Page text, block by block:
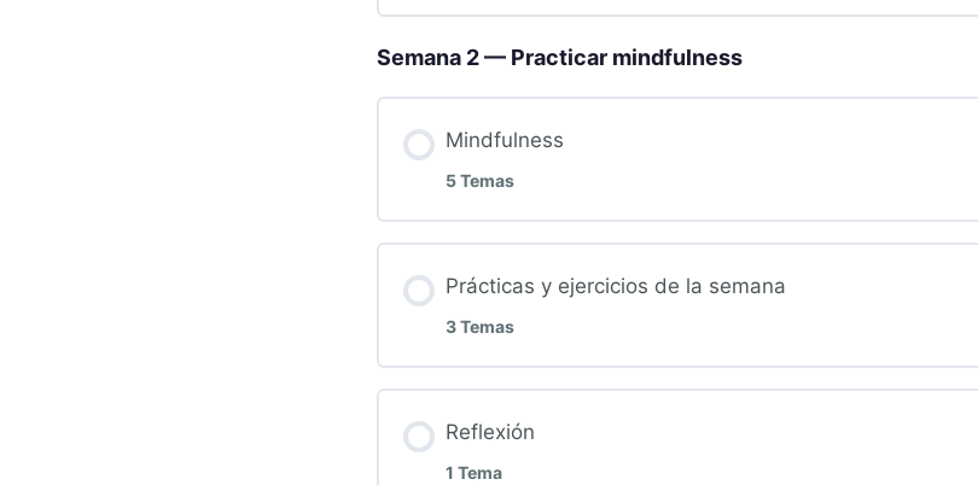
Semana 2 — Practicar mindfulness
Mindfulness
5 Temas
Prácticas y ejercicios de la semana
3 Temas
Reflexión
1 Tema